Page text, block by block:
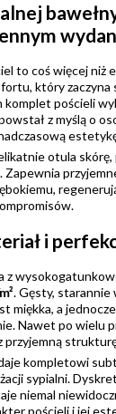
to coś więcej niż
który zaczyna
komplet pościeli
z myślą o
otula skórę,
i
z
. Gęsty,
miękka, a
Nawet po wielu
przyjemną
kompletowi
sypialni.
niemal
pościeli i jej